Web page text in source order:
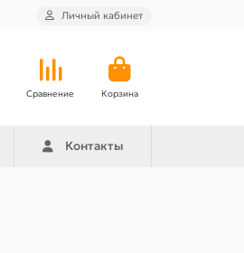
Личный кабинет
Сравнение Корзина
Контакты